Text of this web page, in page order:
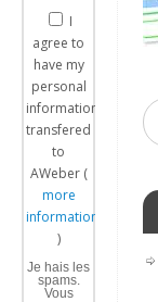
I
agree to
have my
personal
information
transfered
to
AWeber (
more
information
)
Je hais les
spams.
Vous